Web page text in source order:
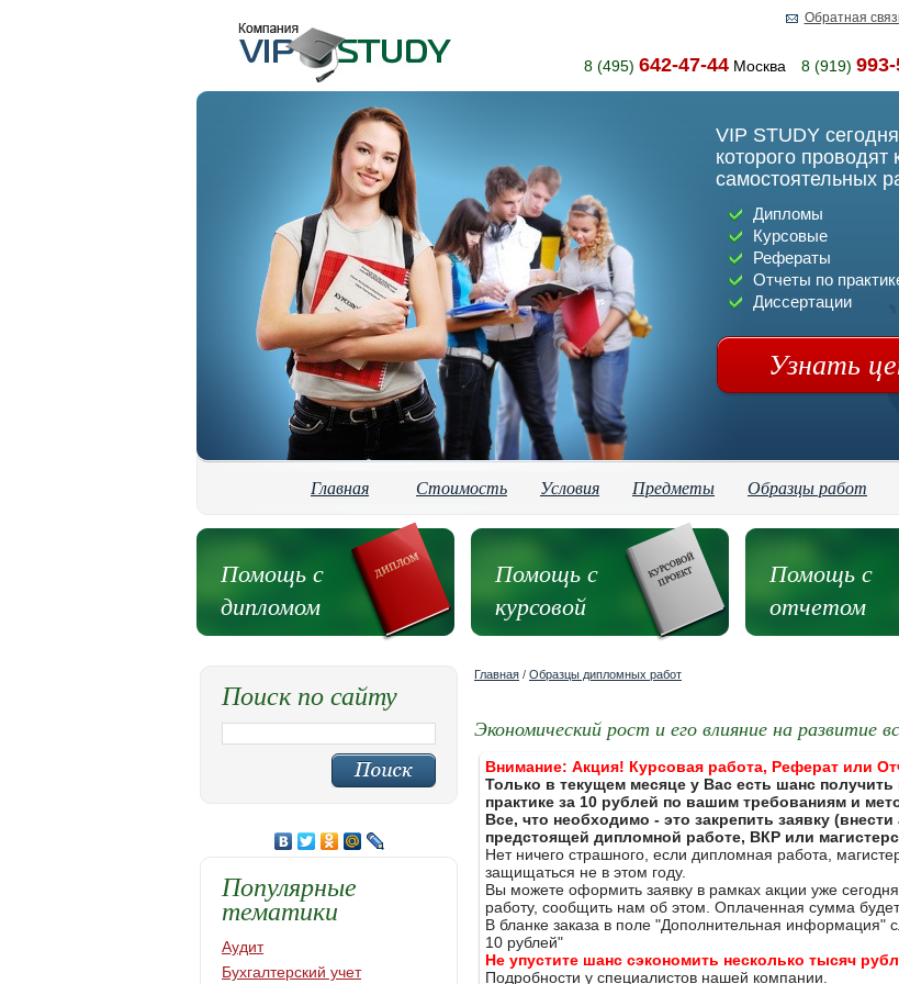
Обратная
8 (495) 642-47-44Москва 8 (919)
VIP STUDY
которого
самостоятельных
Дипломы
Курсовые
Рефераты
Отчеты по
Диссертации
Узнать
Главная Стоимость Условия Предметы Образцы работ
Помощь с
дипломом
Помощь с
курсовой
Помощь с
отчетом
Главная / Образцы дипломных работ
Экономический рост и его влияние на развитие
Внимание: Акция! Курсовая работа, Реферат или
Только в текущем месяце у Вас есть шанс
практике за 10 рублей по вашим требованиям и
Все, что необходимо - это закрепить заявку
предстоящей дипломной работе, ВКР или
Нет ничего страшного, если дипломная работа,
защищаться не в этом году.
Вы можете оформить заявку в рамках акции уже
работу, сообщить нам об этом. Оплаченная сумма
В бланке заказа в поле "Дополнительная информация"
10 рублей"
Не упустите шанс сэкономить несколько тысяч
Подробности у специалистов нашей компании.
Поиск по сайту
Популярные
тематики
Аудит
Бухгалтерский учет